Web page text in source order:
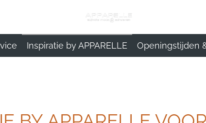
Inspiratie by APPARELLE Openingstijden